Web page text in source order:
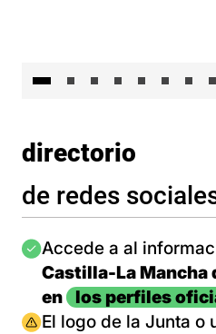
directorio
de redes
Imagen
Accede a al
Castilla-La Mancha
en
los perfiles
Imagen
El logo de la Junta o